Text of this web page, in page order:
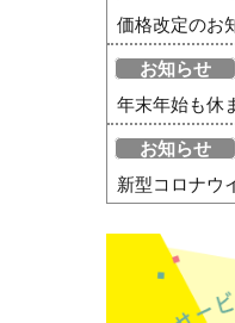
価格改定のお
お知らせ
年末年始も休
お知らせ
新型コロナウ